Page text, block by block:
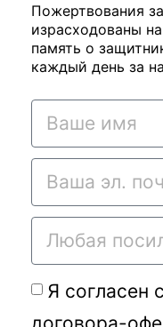
Пожертвования
израсходованы
память о
каждый день за
Я согласен